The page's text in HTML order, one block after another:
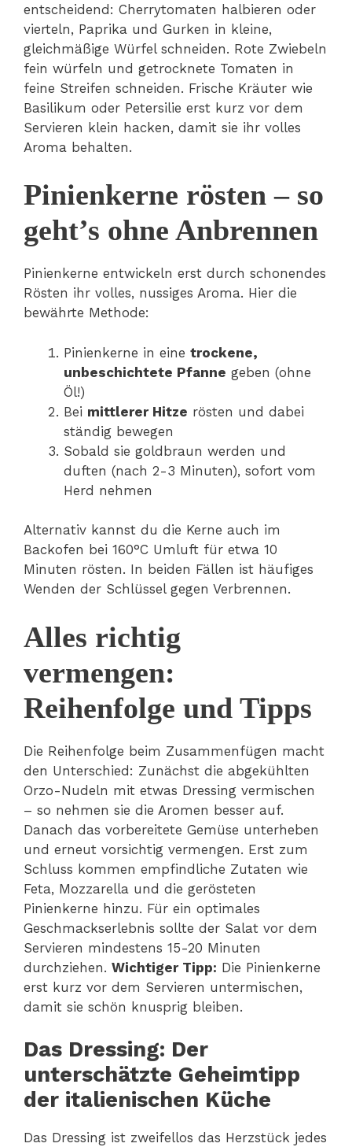
entscheidend: Cherrytomaten halbieren oder
vierteln, Paprika und Gurken in kleine,
gleichmäßige Würfel schneiden. Rote Zwiebeln
fein würfeln und getrocknete Tomaten in
feine Streifen schneiden. Frische Kräuter wie
Basilikum oder Petersilie erst kurz vor dem
Servieren klein hacken, damit sie ihr volles
Aroma behalten.
Pinienkerne rösten – so
geht’s ohne Anbrennen
Pinienkerne entwickeln erst durch schonendes
Rösten ihr volles, nussiges Aroma. Hier die
bewährte Methode:
Pinienkerne in eine trockene,
unbeschichtete Pfanne geben (ohne
Öl!)
Bei mittlerer Hitze rösten und dabei
ständig bewegen
Sobald sie goldbraun werden und
duften (nach 2-3 Minuten), sofort vom
Herd nehmen
Alternativ kannst du die Kerne auch im
Backofen bei 160°C Umluft für etwa 10
Minuten rösten. In beiden Fällen ist häufiges
Wenden der Schlüssel gegen Verbrennen.
Alles richtig
vermengen:
Reihenfolge und Tipps
Die Reihenfolge beim Zusammenfügen macht
den Unterschied: Zunächst die abgekühlten
Orzo-Nudeln mit etwas Dressing vermischen
– so nehmen sie die Aromen besser auf.
Danach das vorbereitete Gemüse unterheben
und erneut vorsichtig vermengen. Erst zum
Schluss kommen empfindliche Zutaten wie
Feta, Mozzarella und die gerösteten
Pinienkerne hinzu. Für ein optimales
Geschmackserlebnis sollte der Salat vor dem
Servieren mindestens 15-20 Minuten
durchziehen.Wichtiger Tipp: Die Pinienkerne
erst kurz vor dem Servieren untermischen,
damit sie schön knusprig bleiben.
Das Dressing: Der
unterschätzte Geheimtipp
der italienischen Küche
Das Dressing ist zweifellos das Herzstück jedes